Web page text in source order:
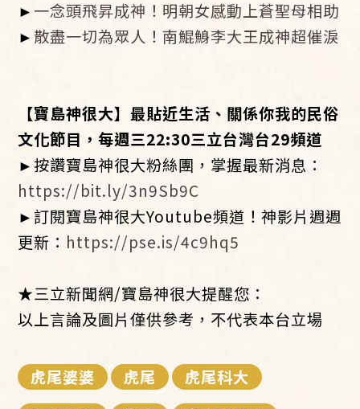
► 一念頭飛昇成神！明朝女感動上蒼聖母相助
►散盡一切為眾人！南鯤鯓李大王成神超催淚
【寶島神很大】最貼近生活、關係你我的民俗
文化節目，每週三22:30三立台灣台29頻道
►按讚寶島神很大粉絲團，掌握最新消息：
https://bit.ly/3n9Sb9C
►訂閱寶島神很大Youtube頻道！神影片週週
更新： https://pse.is/4c9hq5
★三立新聞網/寶島神很大提醒您：
以上言論及圖片僅供參考，不代表本台立場
虎尾婆婆 虎尾
虎尾科大